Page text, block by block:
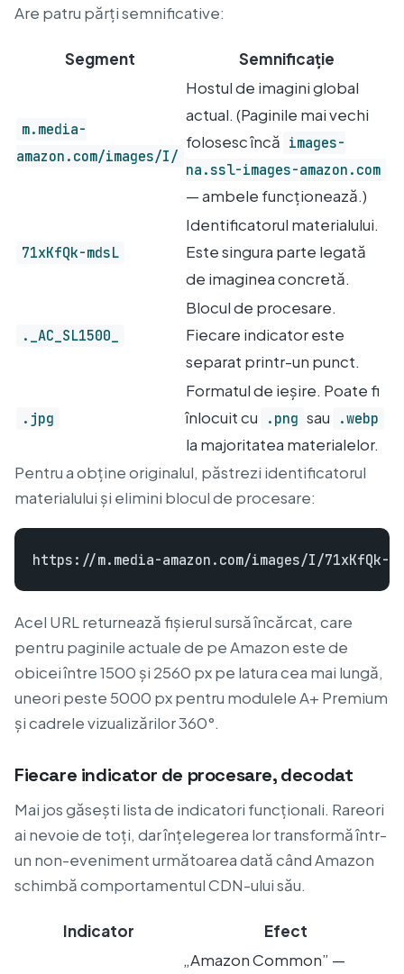
Are patru părți semnificative:
Segment Semnificație
m.media-
amazon.com/images/I/
Hostul de imagini global
actual. (Paginile mai vechi
folosesc încă images-
na.ssl-images-amazon.com
— ambele funcționează.)
71xKfQk-mdsL
Identificatorul materialului.
Este singura parte legată
de imaginea concretă.
._AC_SL1500_
Blocul de procesare.
Fiecare indicator este
separat printr-un punct.
.jpg
Formatul de ieșire. Poate fi
înlocuit cu
.png sau .webp
la majoritatea materialelor.
Pentru a obține originalul, păstrezi identificatorul
materialului și elimini blocul de procesare:
Acel URL returnează fișierul sursă încărcat, care
pentru paginile actuale de pe Amazon este de
obicei între 1500 și 2560 px pe latura cea mai lungă,
uneori peste 5000 px pentru modulele A+ Premium
și cadrele vizualizărilor 360°.
Fiecare indicator de procesare, decodat
Mai jos găsești lista de indicatori funcționali. Rareori
ai nevoie de toți, dar înțelegerea lor transformă într-
un non-eveniment următoarea dată când Amazon
schimbă comportamentul CDN-ului său.
Indicator
Efect
„Amazon Common” —